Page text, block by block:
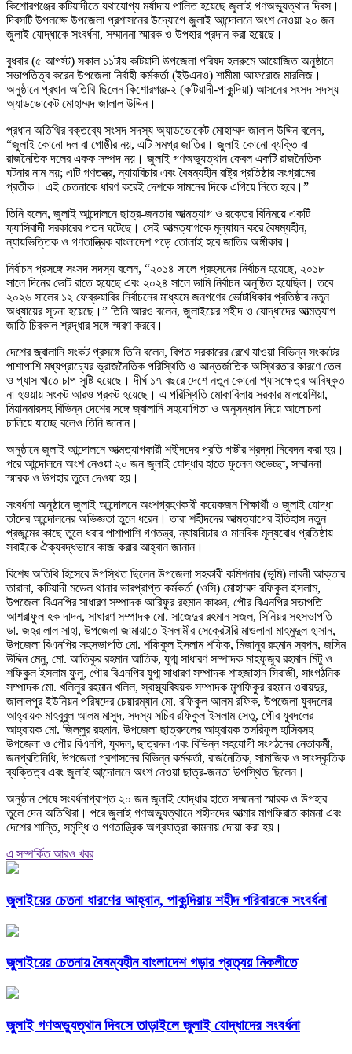
কিশোরগঞ্জের কটিয়াদীতে যথাযোগ্য মর্যাদায় পালিত হয়েছে জুলাই গণঅভ্যুত্থান দিবস।
দিবসটি উপলক্ষে উপজেলা প্রশাসনের উদ্যোগে জুলাই আন্দোলনে অংশ নেওয়া ২০ জন
জুলাই যোদ্ধাকে সংবর্ধনা, সম্মাননা স্মারক ও উপহার প্রদান করা হয়েছে।
বুধবার (৫ আগস্ট) সকাল ১১টায় কটিয়াদী উপজেলা পরিষদ হলরুমে আয়োজিত অনুষ্ঠানে
সভাপতিত্ব করেন উপজেলা নির্বাহী কর্মকর্তা (ইউএনও) শামীমা আফরোজ মারলিজ।
অনুষ্ঠানে প্রধান অতিথি ছিলেন কিশোরগঞ্জ-২ (কটিয়াদী-পাকুন্দিয়া) আসনের সংসদ সদস্য
অ্যাডভোকেট মোহাম্মদ জালাল উদ্দিন।
প্রধান অতিথির বক্তব্যে সংসদ সদস্য অ্যাডভোকেট মোহাম্মদ জালাল উদ্দিন বলেন,
“জুলাই কোনো দল বা গোষ্ঠীর নয়, এটি সমগ্র জাতির। জুলাই কোনো ব্যক্তি বা
রাজনৈতিক দলের একক সম্পদ নয়। জুলাই গণঅভ্যুত্থান কেবল একটি রাজনৈতিক
ঘটনার নাম নয়; এটি গণতন্ত্র, ন্যায়বিচার এবং বৈষম্যহীন রাষ্ট্র প্রতিষ্ঠার সংগ্রামের
প্রতীক। এই চেতনাকে ধারণ করেই দেশকে সামনের দিকে এগিয়ে নিতে হবে।”
তিনি বলেন, জুলাই আন্দোলনে ছাত্র-জনতার আত্মত্যাগ ও রক্তের বিনিময়ে একটি
ফ্যাসিবাদী সরকারের পতন ঘটেছে। সেই আত্মত্যাগকে মূল্যায়ন করে বৈষম্যহীন,
ন্যায়ভিত্তিক ও গণতান্ত্রিক বাংলাদেশ গড়ে তোলাই হবে জাতির অঙ্গীকার।
নির্বাচন প্রসঙ্গে সংসদ সদস্য বলেন, “২০১৪ সালে প্রহসনের নির্বাচন হয়েছে, ২০১৮
সালে দিনের ভোট রাতে হয়েছে এবং ২০২৪ সালে ডামি নির্বাচন অনুষ্ঠিত হয়েছিল। তবে
২০২৬ সালের ১২ ফেব্রুয়ারির নির্বাচনের মাধ্যমে জনগণের ভোটাধিকার প্রতিষ্ঠার নতুন
অধ্যায়ের সূচনা হয়েছে।” তিনি আরও বলেন, জুলাইয়ের শহীদ ও যোদ্ধাদের আত্মত্যাগ
জাতি চিরকাল শ্রদ্ধার সঙ্গে স্মরণ করবে।
দেশের জ্বালানি সংকট প্রসঙ্গে তিনি বলেন, বিগত সরকারের রেখে যাওয়া বিভিন্ন সংকটের
পাশাপাশি মধ্যপ্রাচ্যের ভূরাজনৈতিক পরিস্থিতি ও আন্তর্জাতিক অস্থিরতার কারণে তেল
ও গ্যাস খাতে চাপ সৃষ্টি হয়েছে। দীর্ঘ ১৭ বছরে দেশে নতুন কোনো গ্যাসক্ষেত্র আবিষ্কৃত
না হওয়ায় সংকট আরও প্রকট হয়েছে। এ পরিস্থিতি মোকাবিলায় সরকার মালয়েশিয়া,
মিয়ানমারসহ বিভিন্ন দেশের সঙ্গে জ্বালানি সহযোগিতা ও অনুসন্ধান নিয়ে আলোচনা
চালিয়ে যাচ্ছে বলেও তিনি জানান।
অনুষ্ঠানে জুলাই আন্দোলনে আত্মত্যাগকারী শহীদদের প্রতি গভীর শ্রদ্ধা নিবেদন করা হয়।
পরে আন্দোলনে অংশ নেওয়া ২০ জন জুলাই যোদ্ধার হাতে ফুলেল শুভেচ্ছা, সম্মাননা
স্মারক ও উপহার তুলে দেওয়া হয়।
সংবর্ধনা অনুষ্ঠানে জুলাই আন্দোলনে অংশগ্রহণকারী কয়েকজন শিক্ষার্থী ও জুলাই যোদ্ধা
তাঁদের আন্দোলনের অভিজ্ঞতা তুলে ধরেন। তারা শহীদদের আত্মত্যাগের ইতিহাস নতুন
প্রজন্মের কাছে তুলে ধরার পাশাপাশি গণতন্ত্র, ন্যায়বিচার ও মানবিক মূল্যবোধ প্রতিষ্ঠায়
সবাইকে ঐক্যবদ্ধভাবে কাজ করার আহ্বান জানান।
বিশেষ অতিথি হিসেবে উপস্থিত ছিলেন উপজেলা সহকারী কমিশনার (ভূমি) লাবনী আক্তার
তারানা, কটিয়াদী মডেল থানার ভারপ্রাপ্ত কর্মকর্তা (ওসি) মোহাম্মদ রফিকুল ইসলাম,
উপজেলা বিএনপির সাধারণ সম্পাদক আরিফুর রহমান কাঞ্চন, পৌর বিএনপির সভাপতি
আশরাফুল হক দাদন, সাধারণ সম্পাদক মো. সাজেদুর রহমান সজল, সিনিয়র সহসভাপতি
ডা. জহর লাল সাহা, উপজেলা জামায়াতে ইসলামীর সেক্রেটারি মাওলানা মাহমুদুল হাসান,
উপজেলা বিএনপির সহসভাপতি মো. শফিকুল ইসলাম শফিক, মিজানুর রহমান স্বপন, জসিম
উদ্দিন মেনু, মো. আতিকুর রহমান আতিক, যুগ্ম সাধারণ সম্পাদক মাহফুজুর রহমান মিটু ও
শফিকুল ইসলাম ফুলু, পৌর বিএনপির যুগ্ম সাধারণ সম্পাদক শাহজাহান সিরাজী, সাংগঠনিক
সম্পাদক মো. খলিলুর রহমান খলিল, স্বাস্থ্যবিষয়ক সম্পাদক মুশফিকুর রহমান ওবায়দুর,
জালালপুর ইউনিয়ন পরিষদের চেয়ারম্যান মো. রফিকুল আলম রফিক, উপজেলা যুবদলের
আহ্বায়ক মাহবুবুল আলম মাসুদ, সদস্য সচিব রফিকুল ইসলাম সেতু, পৌর যুবদলের
আহ্বায়ক মো. জিল্লুর রহমান, উপজেলা ছাত্রদলের আহ্বায়ক তসরিফুল হাসিবসহ
উপজেলা ও পৌর বিএনপি, যুবদল, ছাত্রদল এবং বিভিন্ন সহযোগী সংগঠনের নেতাকর্মী,
জনপ্রতিনিধি, উপজেলা প্রশাসনের বিভিন্ন কর্মকর্তা, রাজনৈতিক, সামাজিক ও সাংস্কৃতিক
ব্যক্তিত্ব এবং জুলাই আন্দোলনে অংশ নেওয়া ছাত্র-জনতা উপস্থিত ছিলেন।
অনুষ্ঠান শেষে সংবর্ধনাপ্রাপ্ত ২০ জন জুলাই যোদ্ধার হাতে সম্মাননা স্মারক ও উপহার
তুলে দেন অতিথিরা। পরে জুলাই গণঅভ্যুত্থানে শহীদদের আত্মার মাগফিরাত কামনা এবং
দেশের শান্তি, সমৃদ্ধি ও গণতান্ত্রিক অগ্রযাত্রা কামনায় দোয়া করা হয়।
এ সম্পর্কিত আরও খবর
জুলাইয়ের চেতনা ধারণের আহ্বান, পাকুন্দিয়ায় শহীদ পরিবারকে সংবর্ধনা
জুলাইয়ের চেতনায় বৈষম্যহীন বাংলাদেশ গড়ার প্রত্যয় নিকলীতে
জুলাই গণঅভ্যুত্থান দিবসে তাড়াইলে জুলাই যোদ্ধাদের সংবর্ধনা